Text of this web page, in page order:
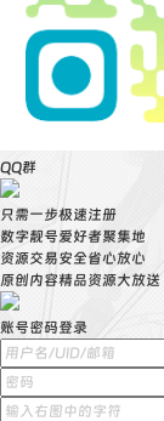
QQ群
只需一步极速注册
数字靓号爱好者聚集地
资源交易安全省心放心
原创内容精品资源大放送
账号密码登录